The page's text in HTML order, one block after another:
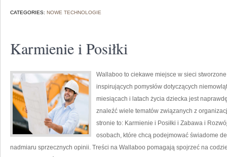
CATEGORIES: NOWE TECHNOLOGIE
Karmienie i Posiłki
Wallaboo to ciekawe miejsce w sieci
inspirujących pomysłów dotyczących
miesiącach i latach życia dziecka jest
znaleźć wiele tematów związanych z
stronie to: Karmienie i Posiłki i Zabawa i
osobach, które chcą podejmować świadome
nadmiaru sprzecznych opinii. Treści na Wallaboo pomagają spojrzeć na